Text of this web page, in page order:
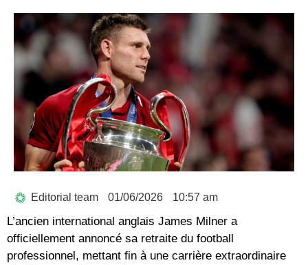
Editorial team 01/06/2026 10:57 am
L’ancien international anglais James Milner a
officiellement annoncé sa retraite du football
professionnel, mettant fin à une carrière extraordinaire